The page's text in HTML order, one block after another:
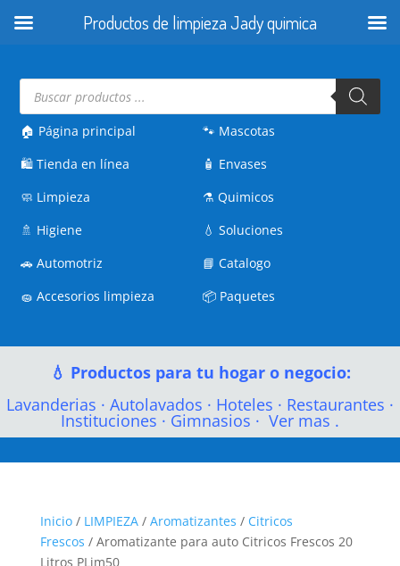
Búsqueda
productos
🏠 Página principal
🛍️Tienda en línea
🧼 Limpieza
🚿 Higiene
🚗Automotriz
🧽Accesorios limpieza
🐾 Mascotas
🧴 Envases
⚗️Quimicos
💧Soluciones
📘Catalogo
📦 Paquetes
💧 Productos para tu hogar o negocio:
Lavanderias · Autolavados · Hoteles · Restaurantes ·
Instituciones · Gimnasios · Ver mas .
Inicio/ LIMPIEZA/ Aromatizantes / Citricos
Frescos / Aromatizante para auto Citricos Frescos 20
Litros PLim50
Productos de limpieza Jady quimica